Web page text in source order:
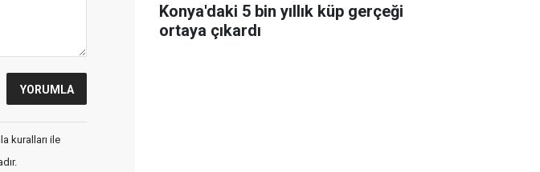
kuralları ile
Konya'daki 5 bin yıllık küp gerçeği
ortaya çıkardı